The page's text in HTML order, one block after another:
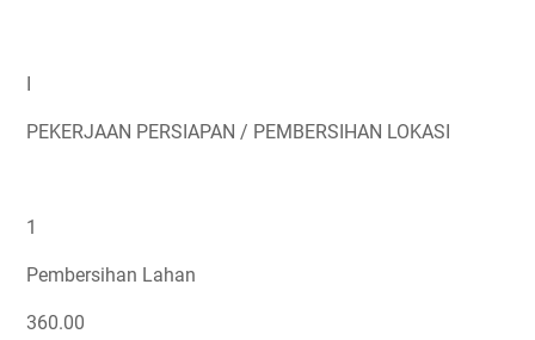
PEKERJAAN PERSIAPAN / PEMBERSIHAN LOKASI
1
Pembersihan Lahan
360.00